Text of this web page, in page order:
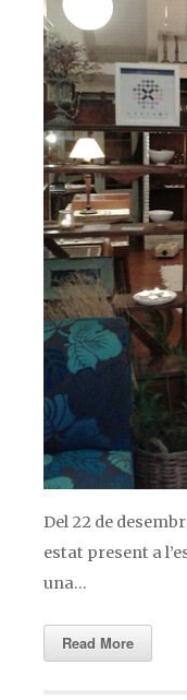
Del 22 de
estat present a
una…
Read More